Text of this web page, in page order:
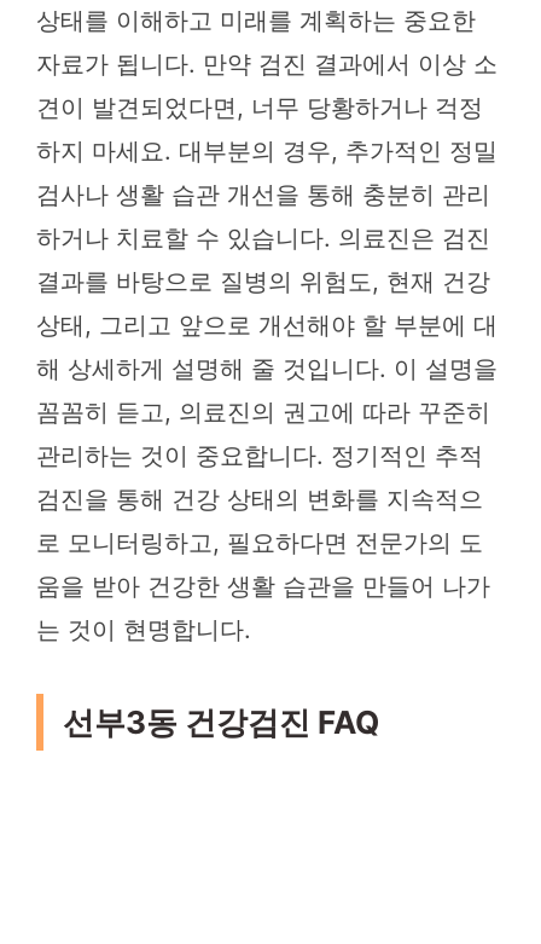
상태를 이해하고 미래를 계획하는 중요한
자료가 됩니다. 만약 검진 결과에서 이상 소
견이 발견되었다면, 너무 당황하거나 걱정
하지 마세요. 대부분의 경우, 추가적인 정밀
검사나 생활 습관 개선을 통해 충분히 관리
하거나 치료할 수 있습니다. 의료진은 검진
결과를 바탕으로 질병의 위험도, 현재 건강
상태, 그리고 앞으로 개선해야 할 부분에 대
해 상세하게 설명해 줄 것입니다. 이 설명을
꼼꼼히 듣고, 의료진의 권고에 따라 꾸준히
관리하는 것이 중요합니다. 정기적인 추적
검진을 통해 건강 상태의 변화를 지속적으
로 모니터링하고, 필요하다면 전문가의 도
움을 받아 건강한 생활 습관을 만들어 나가
는 것이 현명합니다.
선부3동 건강검진 FAQ